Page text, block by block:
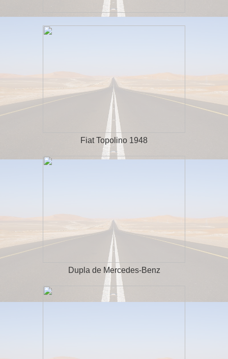
Fiat Topolino 1948
Dupla de Mercedes-Benz